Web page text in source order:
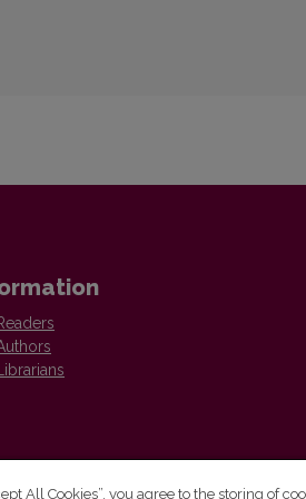
All Cookies”, you agree to the storing of